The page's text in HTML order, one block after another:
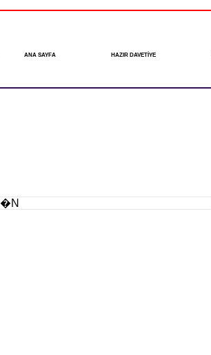
ANA SAYFA HAZIR DAVETİYE